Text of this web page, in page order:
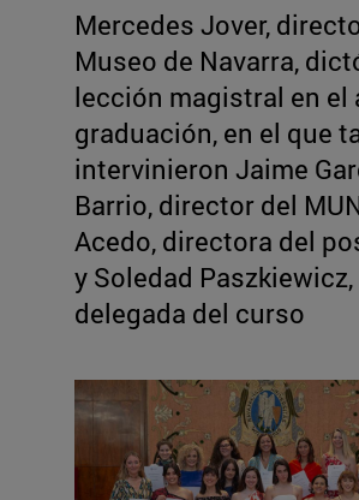
Mercedes Jover,
Museo de Navarra,
lección magistral en el
graduación, en el que
intervinieron Jaime
Barrio, director del
Acedo, directora del
y Soledad Paszkiewicz,
delegada del curso